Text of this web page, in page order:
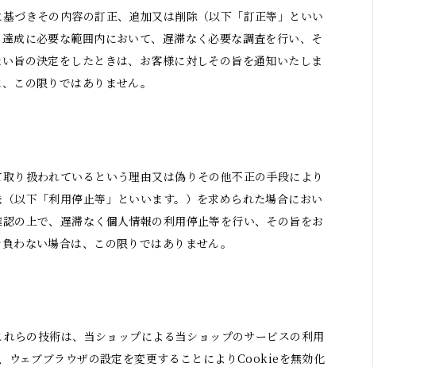
づきその内容の訂正、追加又は削除（以下「訂正等」といい
成に必要な範囲内において、遅滞なく必要な調査を行い、そ
旨の決定をしたときは、お客様に対しその旨を通知いたしま
この限りではありません。
り扱われているという理由又は偽りその他不正の手段により
以下「利用停止等」といいます。）を求められた場合におい
の上で、遅滞なく個人情報の利用停止等を行い、その旨をお
わない場合は、この限りではありません。
らの技術は、当ショップによる当ショップのサービスの利用
ウェブブラウザの設定を変更することによりCookieを無効化